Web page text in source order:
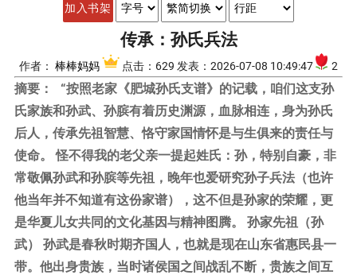
加入书架
传承：孙氏兵法
作者： 棒棒妈妈 点击：629 发表：2026-07-08 10:49:47 2
摘要：
“按照老家《肥城孙氏支谱》的记载，咱们这支孙
氏家族和孙武、孙膑有着历史渊源，血脉相连，身为孙氏
后人，传承先祖智慧、恪守家国情怀是与生俱来的责任与
使命。 怪不得我的老父亲一提起姓氏：孙，特别自豪，非
常敬佩孙武和孙膑等先祖，晚年也爱研究孙子兵法（也许
他当年并不知道有这份家谱），这不但是孙家的荣耀，更
是华夏儿女共同的文化基因与精神图腾。 孙家先祖（孙
武） 孙武是春秋时期齐国人，也就是现在山东省惠民县一
带。他出身贵族，当时诸侯国之间战乱不断，贵族之间互